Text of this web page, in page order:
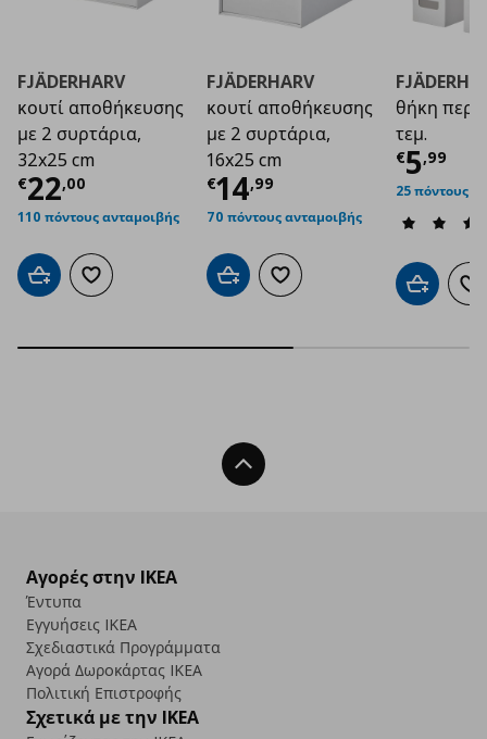
FJÄDERHARV
κουτί αποθήκευσης
με 2 συρτάρια,
32x25 cm
€22,00
Τρέχουσα τιμή€ 22,00
110 πόντους ανταμοιβής
Προσθήκη στο καλάθι
Προσθήκη στα αγαπημένα
FJÄDERHARV
κουτί αποθήκευσης
με 2 συρτάρια,
16x25 cm
€14,99
Τρέχουσα τιμή€
70 πόντους ανταμοιβής
Προσθήκη στο καλάθι
Προσθήκη στα αγαπημένα
θήκη
τεμ.
€5,99
25 πόντους
Προσθήκη
Back To Top
Αγορές στην IKEA
Έντυπα
Εγγυήσεις IKEA
Σχεδιαστικά Προγράμματα
Αγορά Δωρoκάρτας IKEA
Πολιτική Επιστροφής
Σχετικά με την IKEA